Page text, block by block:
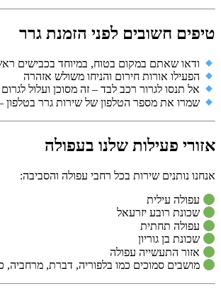
טיפים חשובים לפני הזמנת גרר
ודאו שאתם במקום בטוח, במיוחד בכבישים
הפעילו אורות חירום והניחו משולש אזהרה
אל תנסו לגרור רכב לבד – זה מסוכן ועלול לגרום
שמרו את מספר הטלפון של שירות גרר בטלפון
אזורי פעילות שלנו בעפולה
אנחנו נותנים שירות בכל רחבי עפולה והסביבה:
עפולה עילית
שכונת רובע יזרעאל
עפולה תחתית
שכונת בן גוריון
אזור התעשייה עפולה
מושבים סמוכים כמו בלפוריה, דברת, מרחביה,